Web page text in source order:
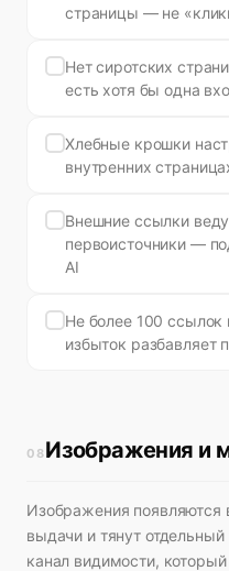
страницы — не
Нет сиротских
есть хотя бы одна
Хлебные крошки
внутренних
Внешние ссылки
первоисточники —
AI
Не более 100
избыток разбавляет
08Изображения и
Изображения появляются
выдачи и тянут
канал видимости,